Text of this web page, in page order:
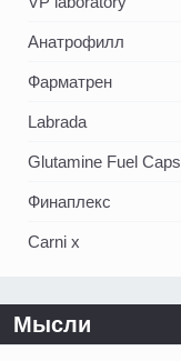
Анатрофилл
Фарматрен
Labrada
Glutamine Fuel Caps
Финаплекс
Carni x
Мысли